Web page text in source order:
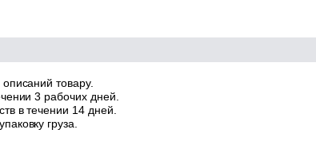
товару.
3 рабочих дней.
в течении 14 дней.
груза.